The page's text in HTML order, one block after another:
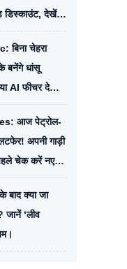
डिस्काउंट, देखें
चेहरा
बनेंगे धांसू
AI फीचर देख
आज पेट्रोल-
अपनी गाड़ी
चेक करें नए
बाद क्या जा
जानें ‘लीव